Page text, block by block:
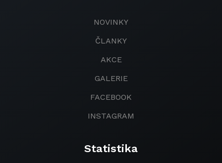
NOVINKY
ČLANKY
AKCE
GALERIE
FACEBOOK
INSTAGRAM
Statistika